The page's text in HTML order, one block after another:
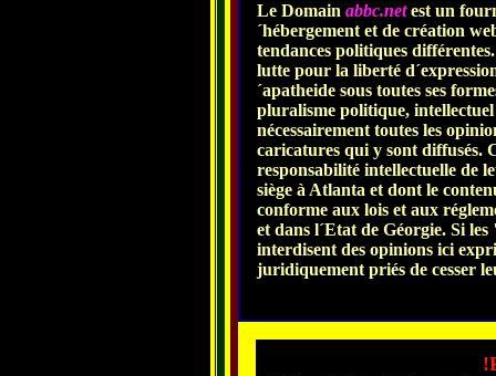
Le Domain abbc.netest un
´hébergement et de création
tendances politiques
lutte pour la liberté
´apatheide sous toutes ses
pluralisme politique,
nécessairement toutes les
caricatures qui y sont diffusés.
responsabilité intellectuelle de
siège à Atlanta et dont le
conforme aux lois et aux
et dans l´Etat de Géorgie. Si
interdisent des opinions ici
juridiquement priés de cesser